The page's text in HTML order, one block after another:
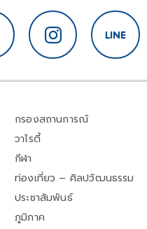
กรองสถานการณ์
วาไรตี้
กีฬา
ท่องเที่ยว – ศิลปวัฒนธรรม
ประชาสัมพันธ์
ภูมิภาค